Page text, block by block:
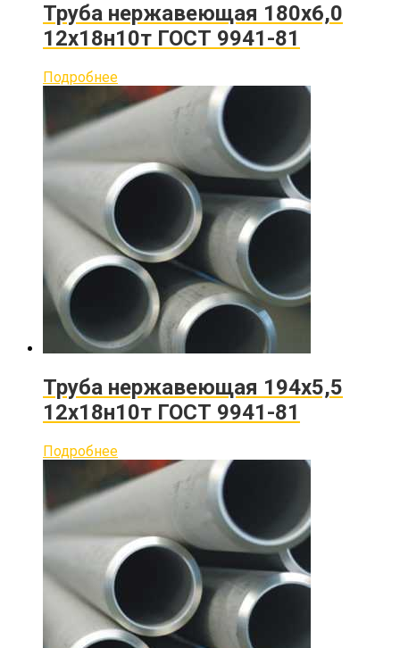
Труба нержавеющая 180х6,0
12х18н10т ГОСТ 9941-81
Подробнее
Труба нержавеющая 194х5,5
12х18н10т ГОСТ 9941-81
Подробнее